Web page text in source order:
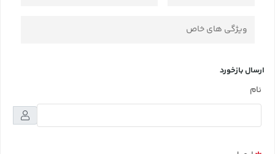
ویژگی های خاص
ارسال بازخورد
نام